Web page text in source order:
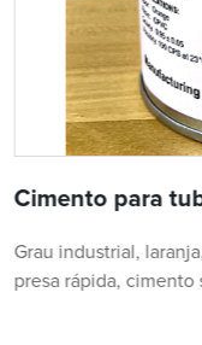
Cimento para
Grau industrial,
presa rápida, cimento